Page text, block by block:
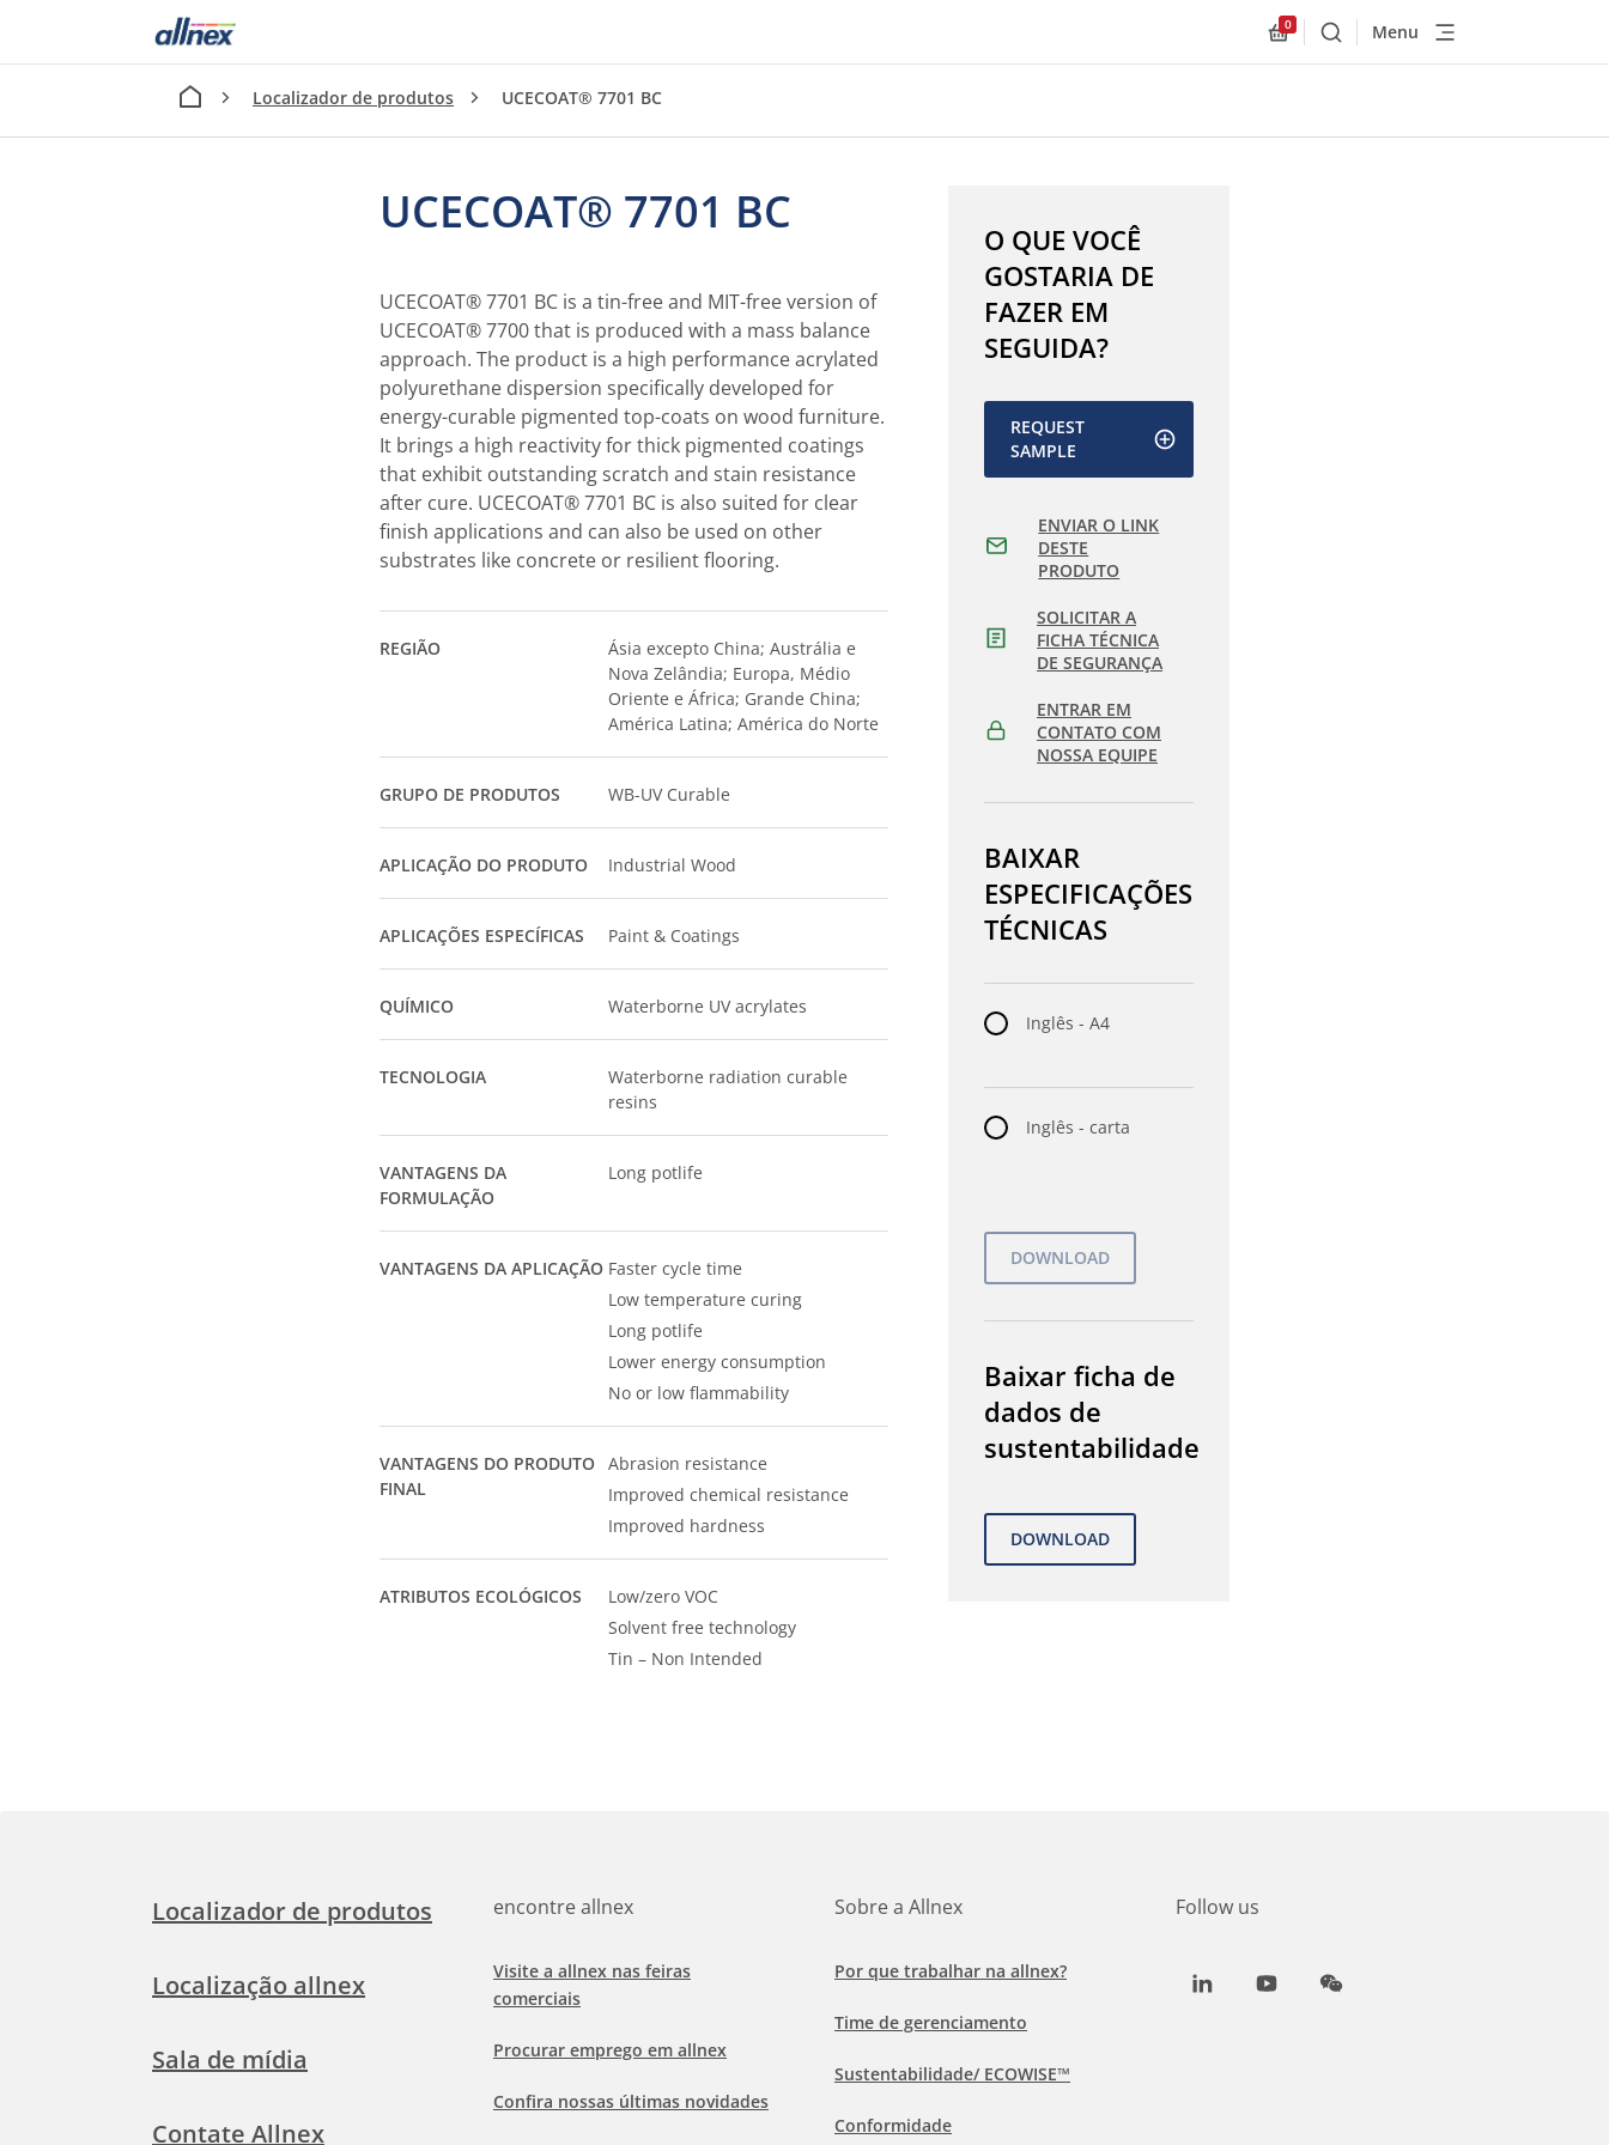
Allnex.GeneralResources.Cart
0
BuscarMenu
Localizador de produtos UCECOAT® 7701 BC
UCECOAT® 7701 BC
UCECOAT® 7701 BC is a tin-free and MIT-free version of
UCECOAT® 7700 that is produced with a mass balance
approach. The product is a high performance acrylated
polyurethane dispersion specifically developed for
energy-curable pigmented top-coats on wood furniture.
It brings a high reactivity for thick pigmented coatings
that exhibit outstanding scratch and stain resistance
after cure. UCECOAT® 7701 BC is also suited for clear
finish applications and can also be used on other
substrates like concrete or resilient flooring.
REGIÃO
Ásia excepto China; Austrália e
Nova Zelândia; Europa, Médio
Oriente e África; Grande China;
América Latina; América do Norte
GRUPO DE PRODUTOS WB-UV Curable
APLICAÇÃO DO PRODUTO Industrial Wood
APLICAÇÕES ESPECÍFICAS Paint & Coatings
QUÍMICO Waterborne UV acrylates
TECNOLOGIA
Waterborne radiation curable
resins
VANTAGENS DA
FORMULAÇÃO
Long potlife
VANTAGENS DA APLICAÇÃO Faster cycle time
Low temperature curing
Long potlife
Lower energy consumption
No or low flammability
VANTAGENS DO PRODUTO
FINAL
Abrasion resistance
Improved chemical resistance
Improved hardness
ATRIBUTOS ECOLÓGICOS
Low/zero VOC
Solvent free technology
Tin – Non Intended
O QUE VOCÊ
GOSTARIA DE
FAZER EM
SEGUIDA?
REQUEST
SAMPLE
ENVIAR O LINK
DESTE
PRODUTO
SOLICITAR A
FICHA TÉCNICA
DE SEGURANÇA
ENTRAR EM
CONTATO COM
NOSSA EQUIPE
BAIXAR
ESPECIFICAÇÕES
TÉCNICAS
Inglês - A4
Inglês - carta
Baixar ficha de
dados de
sustentabilidade
Localizador de produtos
Localização allnex
Sala de mídia
Contate Allnex
encontre allnex
Visite a allnex nas feiras
comerciais
Procurar emprego em allnex
Confira nossas últimas novidades
Sobre a Allnex
Por que trabalhar na allnex?
Time de gerenciamento
Sustentabilidade/ ECOWISE™
Conformidade
Follow us
LinkedInYoutubeWeChat